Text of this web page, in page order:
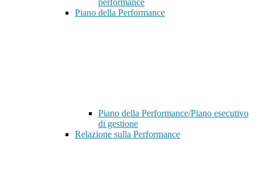
performance
Piano della Performance
Piano della Performance/Piano esecutivo
di gestione
Relazione sulla Performance